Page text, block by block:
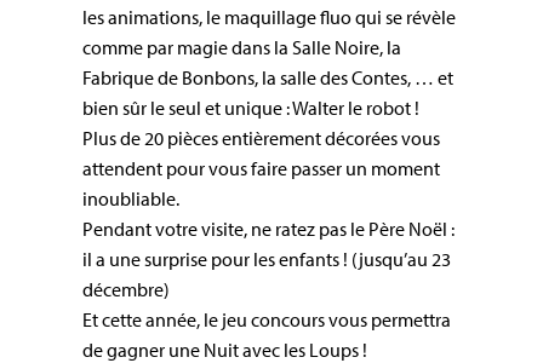
les animations, le maquillage fluo qui se révèle
comme par magie dans la Salle Noire, la
Fabrique de Bonbons, la salle des Contes, … et
bien sûr le seul et unique : Walter le robot !
Plus de 20 pièces entièrement décorées vous
attendent pour vous faire passer un moment
inoubliable.
Pendant votre visite, ne ratez pas le Père Noël :
il a une surprise pour les enfants ! (jusqu’au 23
décembre)
Et cette année, le jeu concours vous permettra
de gagner une Nuit avec les Loups !